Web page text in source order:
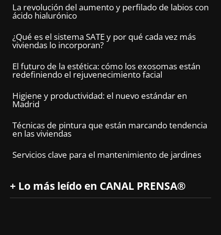
La revolución del aumento y perfilado de labios con
ácido hialurónico
¿Qué es el sistema SATE y por qué cada vez más
viviendas lo incorporan?
El futuro de la estética: cómo los exosomas están
redefiniendo el rejuvenecimiento facial
Higiene y productividad: el nuevo estándar en
Madrid
Técnicas de pintura que están marcando tendencia
en las viviendas
Servicios clave para el mantenimiento de jardines
+ Lo más leído en CANAL PRENSA®